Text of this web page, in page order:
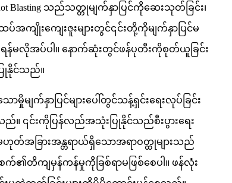
Blasting သည်သတ္တုမျက်နှာပြင်ကိုဆေးသုတ်ခြင်း၊
အကျိုးကျေးဇူးများတွင်၎င်းတို့ကိုမျက်နှာပြင်မ
လိုအပ်ပါ။ နောက်ဆုံးတွင်ဖန်ပုတီးကိုစုတ်ယူခြင်း
နိုင်သည်။
မျက်နှာပြင်များပေါ်တွင်သန့်ရှင်းရေးလုပ်ခြင်း
။ ၎င်းကိုပြန်လည်အသုံးပြုနိုင်သည်စီးပွားရေး
ခြားအန္တရာယ်ရှိသောအရာဝတ္ထုများသည်
က်၏တိကျမှန်ကန်မှုကိုခြစ်ရာမဖြစ်စေပါ။ ဖန်လုံး